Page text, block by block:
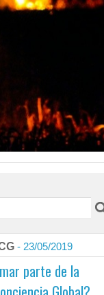
Digo lo que
Título:Digo lo que pienso
Autor:Luis Arribas Mercado
Edita:Ediciones Erenar
Materia:Narrativa
- 23/05/2019
parte de la